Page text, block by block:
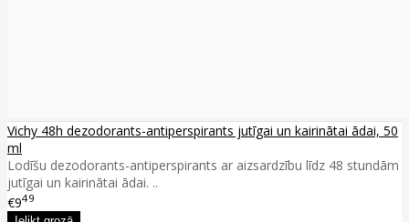
Vichy 48h dezodorants-antiperspirants jutīgai un kairinātai ādai, 50
ml
Lodīšu dezodorants-antiperspirants ar aizsardzību līdz 48 stundām
jutīgai un kairinātai ādai. ..
€949